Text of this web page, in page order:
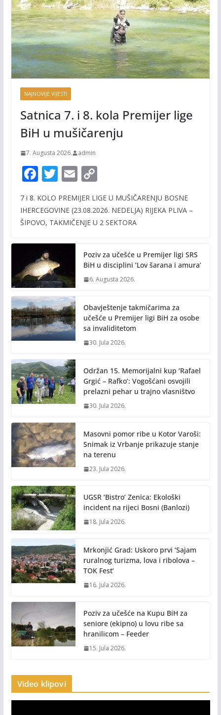
NAJNOVIJE VIJESTI
Satnica 7. i 8. kola Premijer lige
BiH u mušičarenju
7. Augusta 2026. admin
F
e
b
o
k
T
itt
er
E
ai
l
C
p
y
n
k
7 i 8. KOLO PREMIJER LIGE U MUŠIČARENJU BOSNE
IHERCEGOVINE (23.08.2026. NEDELJA) RIJEKA PLIVA –
ŠIPOVO, TAKMIČENJE U 2 SEKTORA
Poziv za učešće u Premijer ligi SRS
BiH u disciplini ‘Lov šarana i amura’
6. Augusta 2026.
Obavještenje takmičarima za
učešće u Premijer ligi BiH za osobe
sa invaliditetom
30. Jula 2026.
Održan 15. Memorijalni kup ‘Rafael
Grgić – Rafko’: Vogošćani osvojili
prelazni pehar u trajno vlasništvo
30. Jula 2026.
Masovni pomor ribe u Kotor Varoši:
Snimak iz Vrbanje prikazuje stanje
na terenu
23. Jula 2026.
UGSR ‘Bistro’ Zenica: Ekološki
incident na rijeci Bosni (Banlozi)
18. Jula 2026.
Mrkonjić Grad: Uskoro prvi ‘Sajam
ruralnog turizma, lova i ribolova –
TOK Fest’
16. Jula 2026.
Poziv za učešće na Kupu BiH za
seniore (ekipno) u lovu ribe sa
hranilicom – Feeder
15. Jula 2026.
Video klipovi